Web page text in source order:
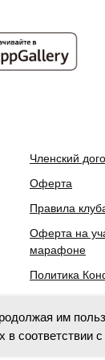
им
в соответствии с
Членский
Оферта
Правила
Оферта на
марафоне
Политика